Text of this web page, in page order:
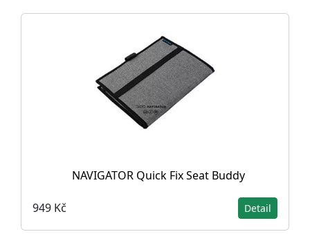
NAVIGATOR Quick Fix Seat Buddy
949 Kč Detail